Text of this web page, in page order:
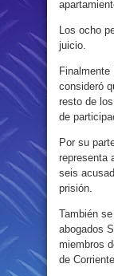
Los ocho
juicio.
consideró
resto de
de
Por su
representa
seis
prisión.
También
abogados
miembros
de